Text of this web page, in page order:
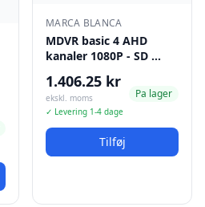
MARCA BLANCA
MDVR basic 4 AHD
kanaler 1080P - SD …
1.406.25 kr
ekskl. moms
✓ Levering 1-4 dage
Pa lager
Tilføj